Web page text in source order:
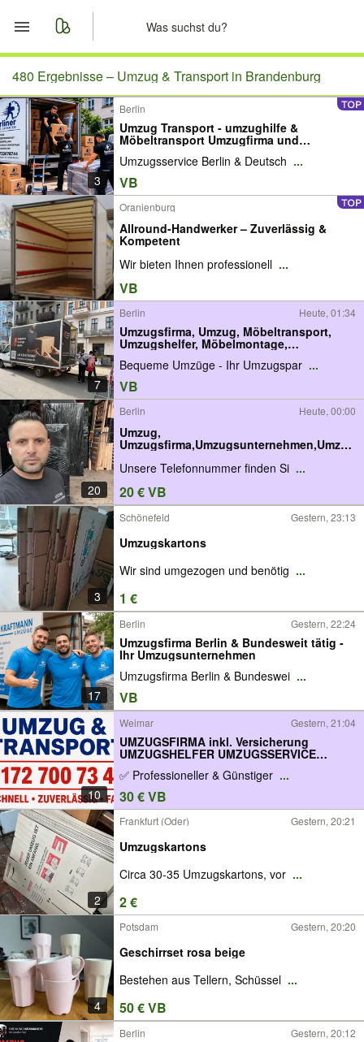
Start
Merkliste
Nachrichten
Anzeige aufgeben
480 Ergebnisse – Umzug & Transport in Brandenburg
3
Berlin
Umzug Transport - umzughilfe &
Möbeltransport Umzugfirma und
Möbeltaxi , Stressfreier Umzug in Berlin
Deutschlandweit..
Umzugsservice Berlin & Deutsch ...
VB
Oranienburg
Allround-Handwerker – Zuverlässig &
Kompetent
Wir bieten Ihnen professionell ...
VB
7
Berlin Heute, 01:34
Umzugsfirma, Umzug, Möbeltransport,
Umzugshelfer, Möbelmontage,
Küchenmontage
Bequeme Umzüge - Ihr Umzugspar ...
VB
20
Berlin Heute, 00:00
Umzug,
Umzugsfirma,Umzugsunternehmen,Umzug
shelfer
Unsere Telefonnummer finden Si ...
20 € VB
3
Schönefeld Gestern, 23:13
Umzugskartons
Wir sind umgezogen und benötig ...
1 €
17
Berlin Gestern, 22:24
Umzugsfirma Berlin & Bundesweit tätig -
Ihr Umzugsunternehmen
Umzugsfirma Berlin & Bundeswei ...
VB
10
Weimar Gestern, 21:04
UMZUGSFIRMA inkl. Versicherung
UMZUGSHELFER UMZUGSSERVICE
Möbel Montage Fernumzüge Weimar Erfurt
Jena Apolda Halle Leipzig Gera Eisenach
Nürnberg
✅ Professioneller & Günstiger ...
30 € VB
2
Frankfurt (Oder) Gestern, 20:21
Umzugskartons
Circa 30-35 Umzugskartons, vor ...
2 €
4
Potsdam Gestern, 20:20
Geschirrset rosa beige
Bestehen aus Tellern, Schüssel ...
50 € VB
Berlin Gestern, 20:12